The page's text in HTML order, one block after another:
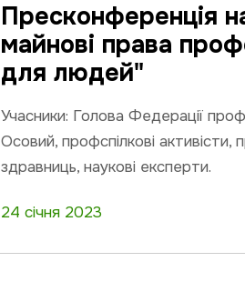
Пресконференція
майнові права
для людей"
Учасники: Голова Федерації
Осовий, профспілкові активісти,
здравниць, наукові експерти.
24 січня 2023